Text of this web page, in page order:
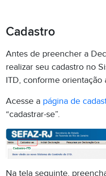
Cadastro
Antes de preencher a
realizar seu cadastro no
ITD, conforme orientação
Acesse a página de
“cadastrar-se”.
Na tela seguinte,